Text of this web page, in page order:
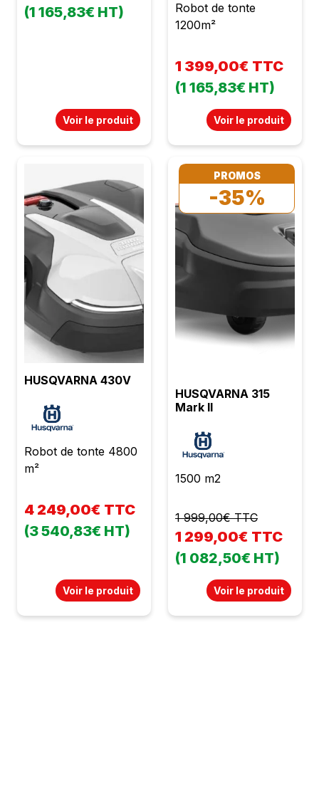
(1 165,83€ HT)
Voir le produit
Robot de tonte
1200m²
1 399,00€ TTC
(1 165,83€ HT)
Voir le produit
HUSQVARNA 430V
Robot de tonte 4800
m²
4 249,00€ TTC
(3 540,83€ HT)
Voir le produit
PROMOS
-35%
HUSQVARNA 315
Mark II
1500 m2
1 999,00€ TTC
1 299,00€ TTC
(1 082,50€ HT)
Voir le produit